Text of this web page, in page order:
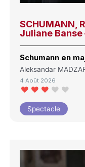
SCHUMANN,
Juliane Banse
Schumann en
Aleksandar
4 Août 2026
Spectacle